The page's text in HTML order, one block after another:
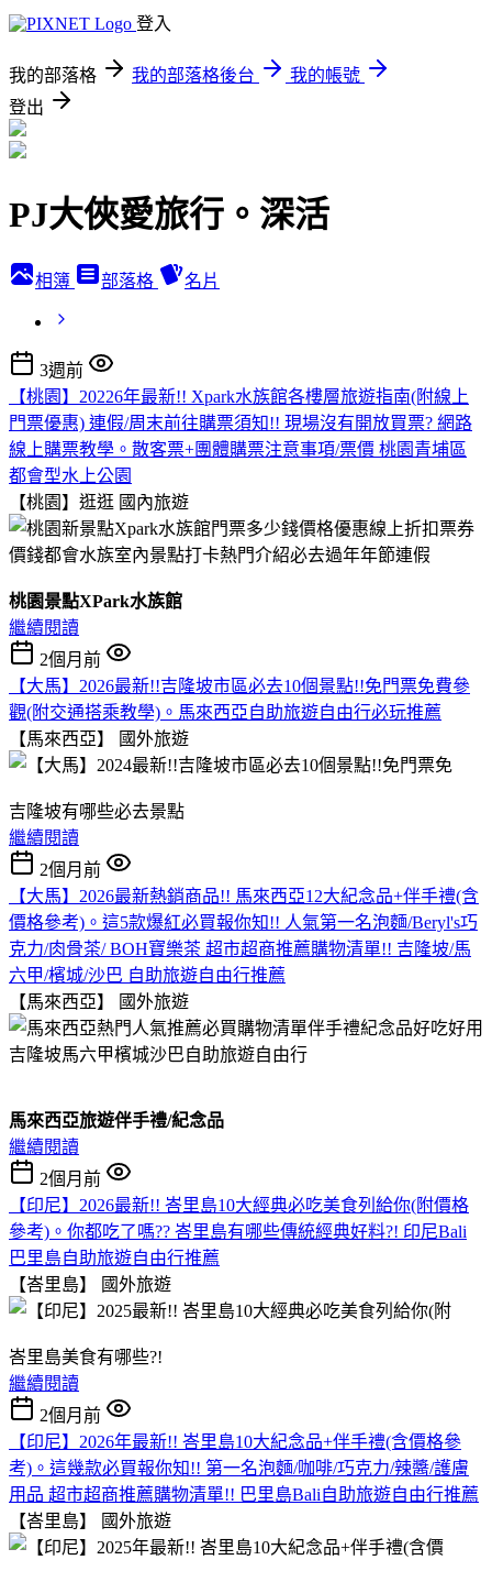
登入
我的部落格 我的部落格後台
我的帳號
登出
PJ大俠愛旅行。深活
相簿 部落格 名片
3週前
【桃園】20226年最新!! Xpark水族館各樓層旅遊指南(附線上
門票優惠) 連假/周末前往購票須知!! 現場沒有開放買票? 網路
線上購票教學。散客票+團體購票注意事項/票價 桃園青埔區
都會型水上公園
【桃園】逛逛 國內旅遊
桃園景點XPark水族館
繼續閱讀
2個月前
【大馬】2026最新!!吉隆坡市區必去10個景點!!免門票免費參
觀(附交通搭乘教學)。馬來西亞自助旅遊自由行必玩推薦
【馬來西亞】
國外旅遊
吉隆坡有哪些必去景點
繼續閱讀
2個月前
【大馬】2026最新熱銷商品!! 馬來西亞12大紀念品+伴手禮(含
價格參考)。這5款爆紅必買報你知!! 人氣第一名泡麵/Beryl's巧
克力/肉骨茶/ BOH寶樂茶 超市超商推薦購物清單!! 吉隆坡/馬
六甲/檳城/沙巴 自助旅遊自由行推薦
【馬來西亞】
國外旅遊
馬來西亞旅遊伴手禮/紀念品
繼續閱讀
2個月前
【印尼】2026最新!! 峇里島10大經典必吃美食列給你(附價格
參考)。你都吃了嗎?? 峇里島有哪些傳統經典好料?! 印尼Bali
巴里島自助旅遊自由行推薦
【峇里島】
國外旅遊
峇里島美食有哪些?!
繼續閱讀
2個月前
【印尼】2026年最新!! 峇里島10大紀念品+伴手禮(含價格參
考)。這幾款必買報你知!! 第一名泡麵/咖啡/巧克力/辣醬/護膚
用品 超市超商推薦購物清單!! 巴里島Bali自助旅遊自由行推薦
【峇里島】
國外旅遊